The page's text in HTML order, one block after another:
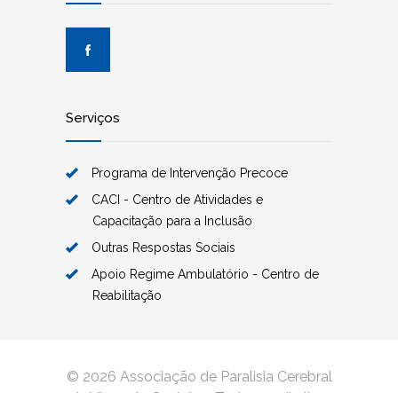
Serviços
Programa de Intervenção Precoce
CACI - Centro de Atividades e
Capacitação para a Inclusão
Outras Respostas Sociais
Apoio Regime Ambulatório - Centro de
Reabilitação
© 2026 Associação de Paralisia Cerebral